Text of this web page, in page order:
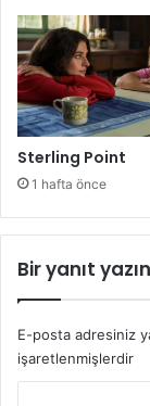
Sterling Point
1 hafta önce
Bir yanıt yazın
E-posta adresiniz
işaretlenmişlerdir